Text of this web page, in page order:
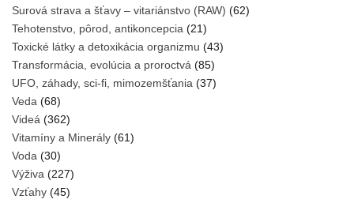
Surová strava a šťavy – vitariánstvo (RAW) (62)
Tehotenstvo, pôrod, antikoncepcia (21)
Toxické látky a detoxikácia organizmu (43)
Transformácia, evolúcia a proroctvá (85)
UFO, záhady, sci-fi, mimozemšťania (37)
Veda (68)
Videá (362)
Vitamíny a Minerály (61)
Voda (30)
Výživa (227)
Vzťahy (45)